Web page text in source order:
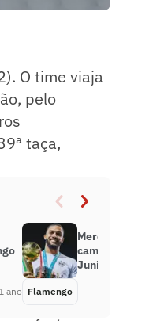
O time viaja
pelo
taça,
ano
Mercado da
caminho para
Juninho
Flamengo